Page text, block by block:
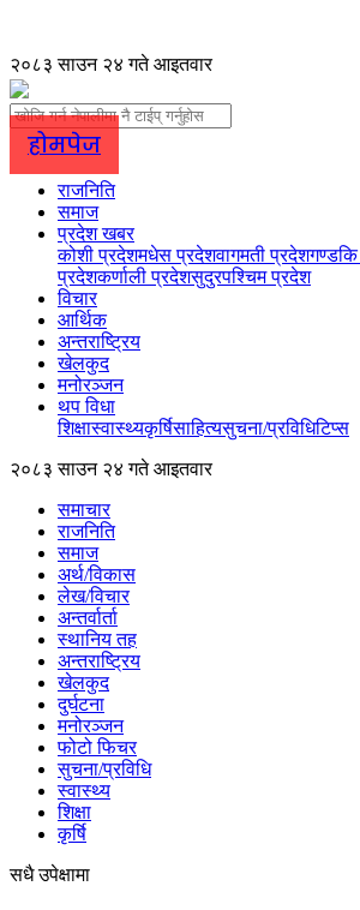
२०८३ साउन २४ गते आइतवार
होमपेज
राजनिति
समाज
प्रदेश खबर
कोशी प्रदेशमधेस प्रदेशवागमती प्रदेश
प्रदेशकर्णाली प्रदेशसुदुरपश्चिम प्रदेश
विचार
आर्थिक
अन्तराष्ट्रिय
खेलकुद
मनोरञ्जन
थप विधा
शिक्षास्वास्थ्यकृर्षिसाहित्यसुचना/प्रविधिटिप्स
२०८३ साउन २४ गते आइतवार
समाचार
राजनिति
समाज
अर्थ/विकास
लेख/विचार
अन्तर्वार्ता
स्थानिय तह
अन्तराष्ट्रिय
खेलकुद
दुर्घटना
मनोरञ्जन
फोटो फिचर
सुचना/प्रविधि
स्वास्थ्य
शिक्षा
कृर्षि
सधै उपेक्षामा